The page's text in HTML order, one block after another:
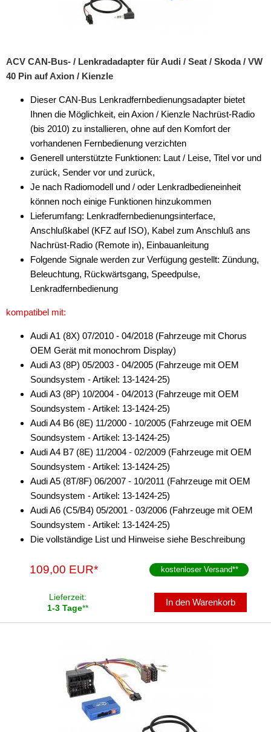
Antennenadapter
Antennensplitter
Antennenstab
Antennenstecker
Antennenverstärker
Antennenzubehör
Aux-In-Adapter
Bluetooth
CAN-BUS-Adapter
Cinch-Kabel
DAB+
Entriegelung
Entstörmaterial
Ersatzteile
Fahrzeughalter
Fernbedienungen
Freischaltmodule
Freisprechadapter
Frequenzweichen
iPod
kabellos Laden
Lautsprecheradapter
Lautsprecherkabel
Lautsprecherringe
ACV CAN-Bus- / Lenkradadapter für Audi / Seat / Skoda / VW
40 Pin auf Axion / Kienzle
Dieser CAN-Bus Lenkradfernbedienungsadapter bietet
Ihnen die Möglichkeit, ein Axion / Kienzle Nachrüst-Radio
(bis 2010) zu installieren, ohne auf den Komfort der
vorhandenen Fernbedienung verzichten
Generell unterstützte Funktionen: Laut / Leise, Titel vor und
zurück, Sender vor und zurück,
Je nach Radiomodell und / oder Lenkradbedieneinheit
können noch einige Funktionen hinzukommen
Lieferumfang: Lenkradfernbedienungsinterface,
Anschlußkabel (KFZ auf ISO), Kabel zum Anschluß ans
Nachrüst-Radio (Remote in), Einbauanleitung
Folgende Signale werden zur Verfügung gestellt: Zündung,
Beleuchtung, Rückwärtsgang, Speedpulse,
Lenkradfernbedienung
kompatibel mit:
Audi A1 (8X) 07/2010 - 04/2018 (Fahrzeuge mit Chorus
OEM Gerät mit monochrom Display)
Audi A3 (8P) 05/2003 - 04/2005 (Fahrzeuge mit OEM
Soundsystem - Artikel: 13-1424-25)
Audi A3 (8P) 10/2004 - 04/2013 (Fahrzeuge mit OEM
Soundsystem - Artikel: 13-1424-25)
Audi A4 B6 (8E) 11/2000 - 10/2005 (Fahrzeuge mit OEM
Soundsystem - Artikel: 13-1424-25)
Audi A4 B7 (8E) 11/2004 - 02/2009 (Fahrzeuge mit OEM
Soundsystem - Artikel: 13-1424-25)
Audi A5 (8T/8F) 06/2007 - 10/2011 (Fahrzeuge mit OEM
Soundsystem - Artikel: 13-1424-25)
Audi A6 (C5/B4) 05/2001 - 03/2006 (Fahrzeuge mit OEM
Soundsystem - Artikel: 13-1424-25)
Die vollständige List und Hinweise siehe Beschreibung
109,00 EUR* kostenloser Versand**
Lieferzeit:
1-3 Tage**
In den Warenkorb